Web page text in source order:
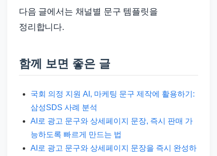
다음 글에서는 채널별 문구 템플릿을
정리합니다.
함께 보면 좋은 글
국회 의정 지원 AI, 마케팅 문구 제작에 활용하기:
삼성SDS 사례 분석
AI로 광고 문구와 상세페이지 문장, 즉시 판매 가
능하도록 빠르게 만드는 법
AI로 광고 문구와 상세페이지 문장을 즉시 완성하